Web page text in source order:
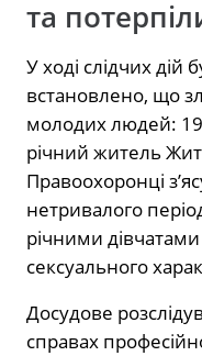
та
У ході слідчих дій
встановлено, що
молодих людей:
річний житель
Правоохоронці
нетривалого
річними
сексуального
Досудове
справах